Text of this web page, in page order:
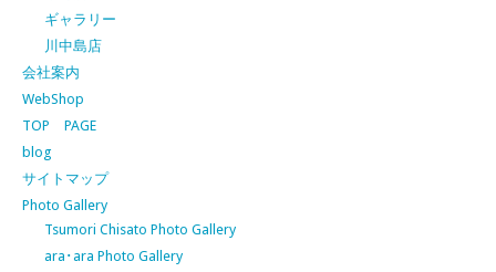
ギャラリー
川中島店
会社案内
WebShop
TOP PAGE
blog
サイトマップ
Photo Gallery
Tsumori Chisato Photo Gallery
ara･ara Photo Gallery